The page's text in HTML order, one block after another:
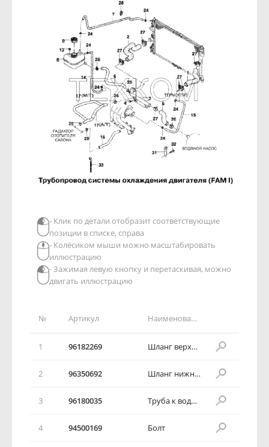
№ Артикул Наименование детали
1 96182269 Шланг верхний
2 96350692 Шланг нижний
3 96180035 Труба к водяному насосу
4 94500169 Болт
- Клик по детали отобразит соответствующие
позиции в списке, справа
- Колёсиком мыши можно масштабировать
иллюстрацию
- Зажимая левую кнопку и перетаскивая, можно
двигать иллюстрацию